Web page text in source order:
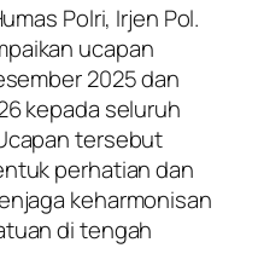
Polri, Irjen Pol.
ucapan
2025 dan
kepada seluruh
tersebut
perhatian dan
keharmonisan
di tengah